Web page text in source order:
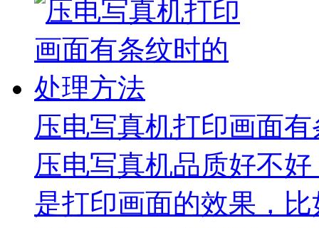
压电写真机打印画面
压电写真机品质好不
是打印画面的效果，